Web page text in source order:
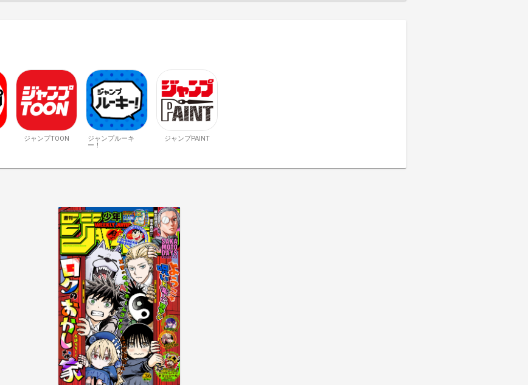
ジャンプTOON
ジャンプルーキ
ー！
ジャンプPAINT